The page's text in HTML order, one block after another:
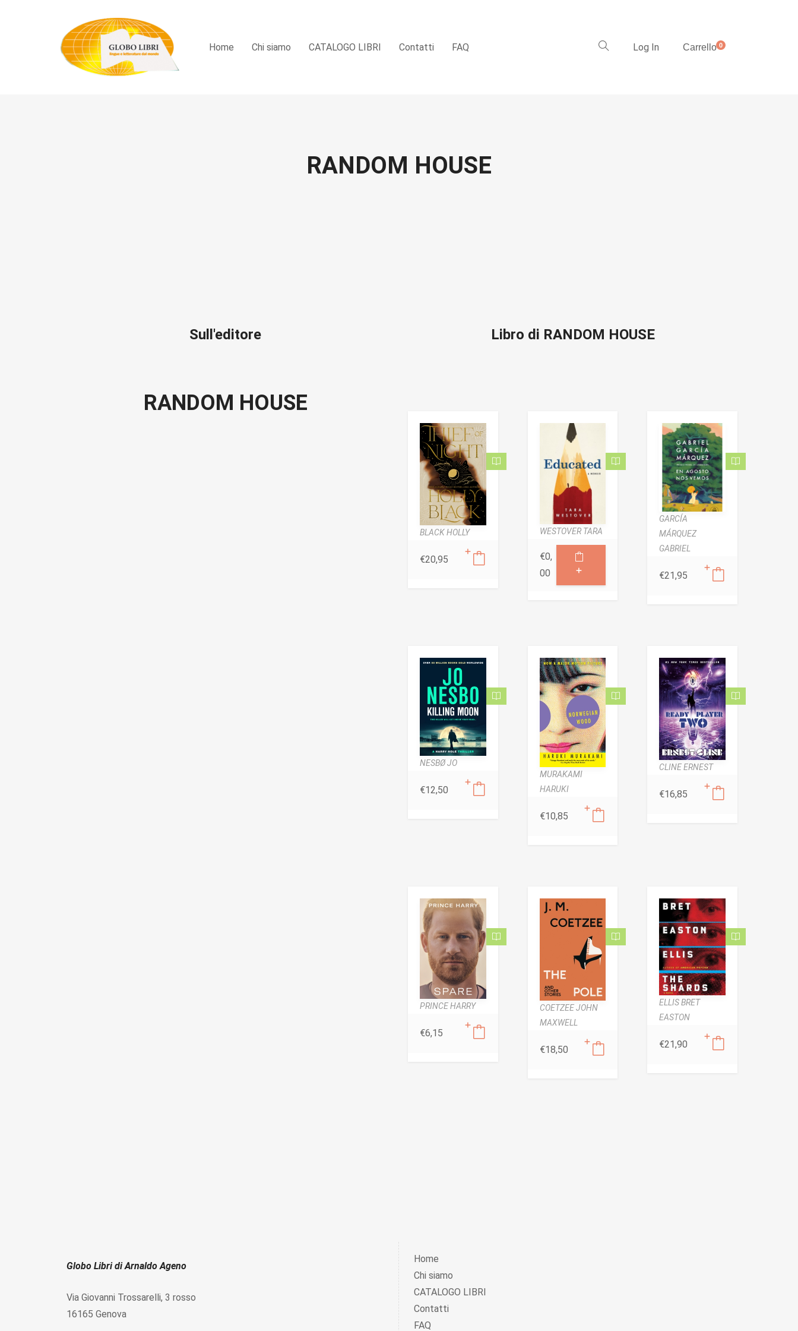
Home Chi siamo CATALOGO LIBRI Contatti FAQ Log In Carrello0
RANDOM HOUSE
Sull'editore
RANDOM HOUSE
Libro di RANDOM HOUSE
BLACK HOLLY
€20,95
WESTOVER TARA
€0,
00
GARCÍA
MÁRQUEZ
GABRIEL
€21,95
NESBØ JO
€12,50
MURAKAMI
HARUKI
€10,85
CLINE ERNEST
€16,85
PRINCE HARRY
€6,15
COETZEE JOHN
MAXWELL
€18,50
ELLIS BRET
EASTON
€21,90
Globo Libri di Arnaldo Ageno
Via Giovanni Trossarelli, 3 rosso
16165 Genova
Home
Chi siamo
CATALOGO LIBRI
Contatti
FAQ